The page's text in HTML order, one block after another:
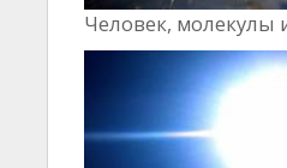
Человек, молекулы